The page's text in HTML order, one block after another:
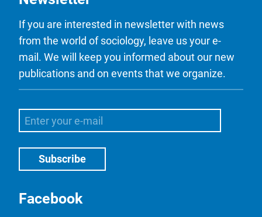
If you are interested in newsletter with news
from the world of sociology, leave us your e-
mail. We will keep you informed about our new
publications and on events that we organize.
Facebook